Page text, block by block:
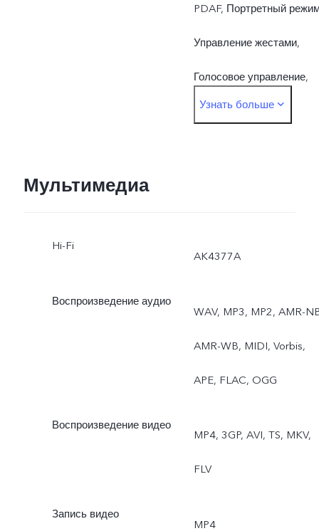
PDAF, Портретный
Управление жестами,
Голосовое управление,
Таймлапс, Замедленная
Face Beauty для видео,
Подсветка для селфи,
Технология Body Shaping
камера, Функция Fun
Узнать больше
Мультимедиа
Hi-Fi
AK4377A
Воспроизведение аудио
WAV, MP3, MP2, AMR-
AMR-WB, MIDI, Vorbis,
APE, FLAC, OGG
Воспроизведение видео
MP4, 3GP, AVI, TS, MKV,
FLV
Запись видео
MP4